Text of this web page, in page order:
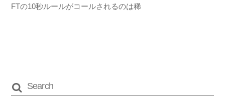
FTの10秒ルールがコールされるのは稀